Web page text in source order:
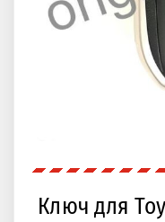
Ключ для